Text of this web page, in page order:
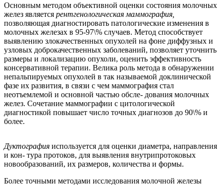
Основным методом объективной оценки состояния молочных
желез является рентгенологическая маммография,
позволяющая диагностировать патологические изменения в
молочных железах в 95-97\% случаев. Метод способствует
выявлению злокачественных опухолей на фоне диффузных и
узловых доброкачественных заболеваний, позволяет уточнить
размеры и локализацию опухоли, оценить эффективность
консервативной терапии. Велика роль метода в обнаружении
непальпируемых опухолей в так называемой доклинической
фазе их развития, в связи с чем маммография стал
неотъемлемой и основной частью обсле- дования молочных
желез. Сочетание маммографии с цитологической
диагностикой повышает число точных диагнозов до 90\% и
более.
Дуктография используется для оценки диаметра, направления
и кон- тура протоков, для выявления внутрипротоковых
новообразований, их размеров, количества и формы.
Более точными методами исследования молочной железы